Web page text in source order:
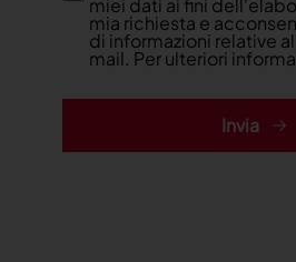
mia richiesta e
di informazioni relative
mail. Per ulteriori
Invia